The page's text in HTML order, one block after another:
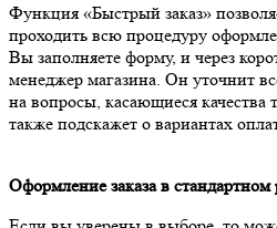
Функция «Быстрый заказ»
проходить всю процедуру
Вы заполняете форму, и через
менеджер магазина. Он уточнит
на вопросы, касающиеся качества
также подскажет о вариантах
Оформление заказа в